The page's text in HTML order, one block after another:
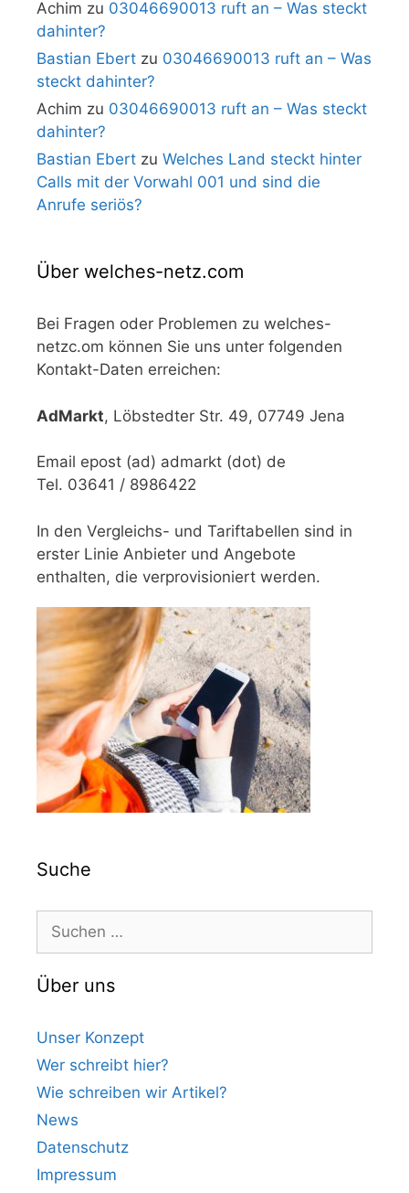
Achim zu 03046690013 ruft an – Was steckt
dahinter?
Bastian Ebert zu 03046690013 ruft an – Was
steckt dahinter?
Achim zu 03046690013 ruft an – Was steckt
dahinter?
Bastian Ebert zu Welches Land steckt hinter
Calls mit der Vorwahl 001 und sind die
Anrufe seriös?
Über welches-netz.com
Bei Fragen oder Problemen zu welches-
netzc.om können Sie uns unter folgenden
Kontakt-Daten erreichen:
AdMarkt, Löbstedter Str. 49, 07749 Jena
Email epost (ad) admarkt (dot) de
Tel. 03641 / 8986422
In den Vergleichs- und Tariftabellen sind in
erster Linie Anbieter und Angebote
enthalten, die verprovisioniert werden.
Suche
nach:
Über uns
Unser Konzept
Wer schreibt hier?
Wie schreiben wir Artikel?
News
Datenschutz
Impressum